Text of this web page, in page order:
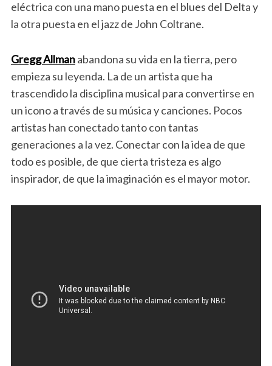
eléctrica con una mano puesta en el blues del Delta y
la otra puesta en el jazz de John Coltrane.
Gregg Allmanabandona su vida en la tierra, pero
empieza su leyenda. La de un artista que ha
trascendido la disciplina musical para convertirse en
un icono a través de su música y canciones. Pocos
artistas han conectado tanto con tantas
generaciones a la vez. Conectar con la idea de que
todo es posible, de que cierta tristeza es algo
inspirador, de que la imaginación es el mayor motor.